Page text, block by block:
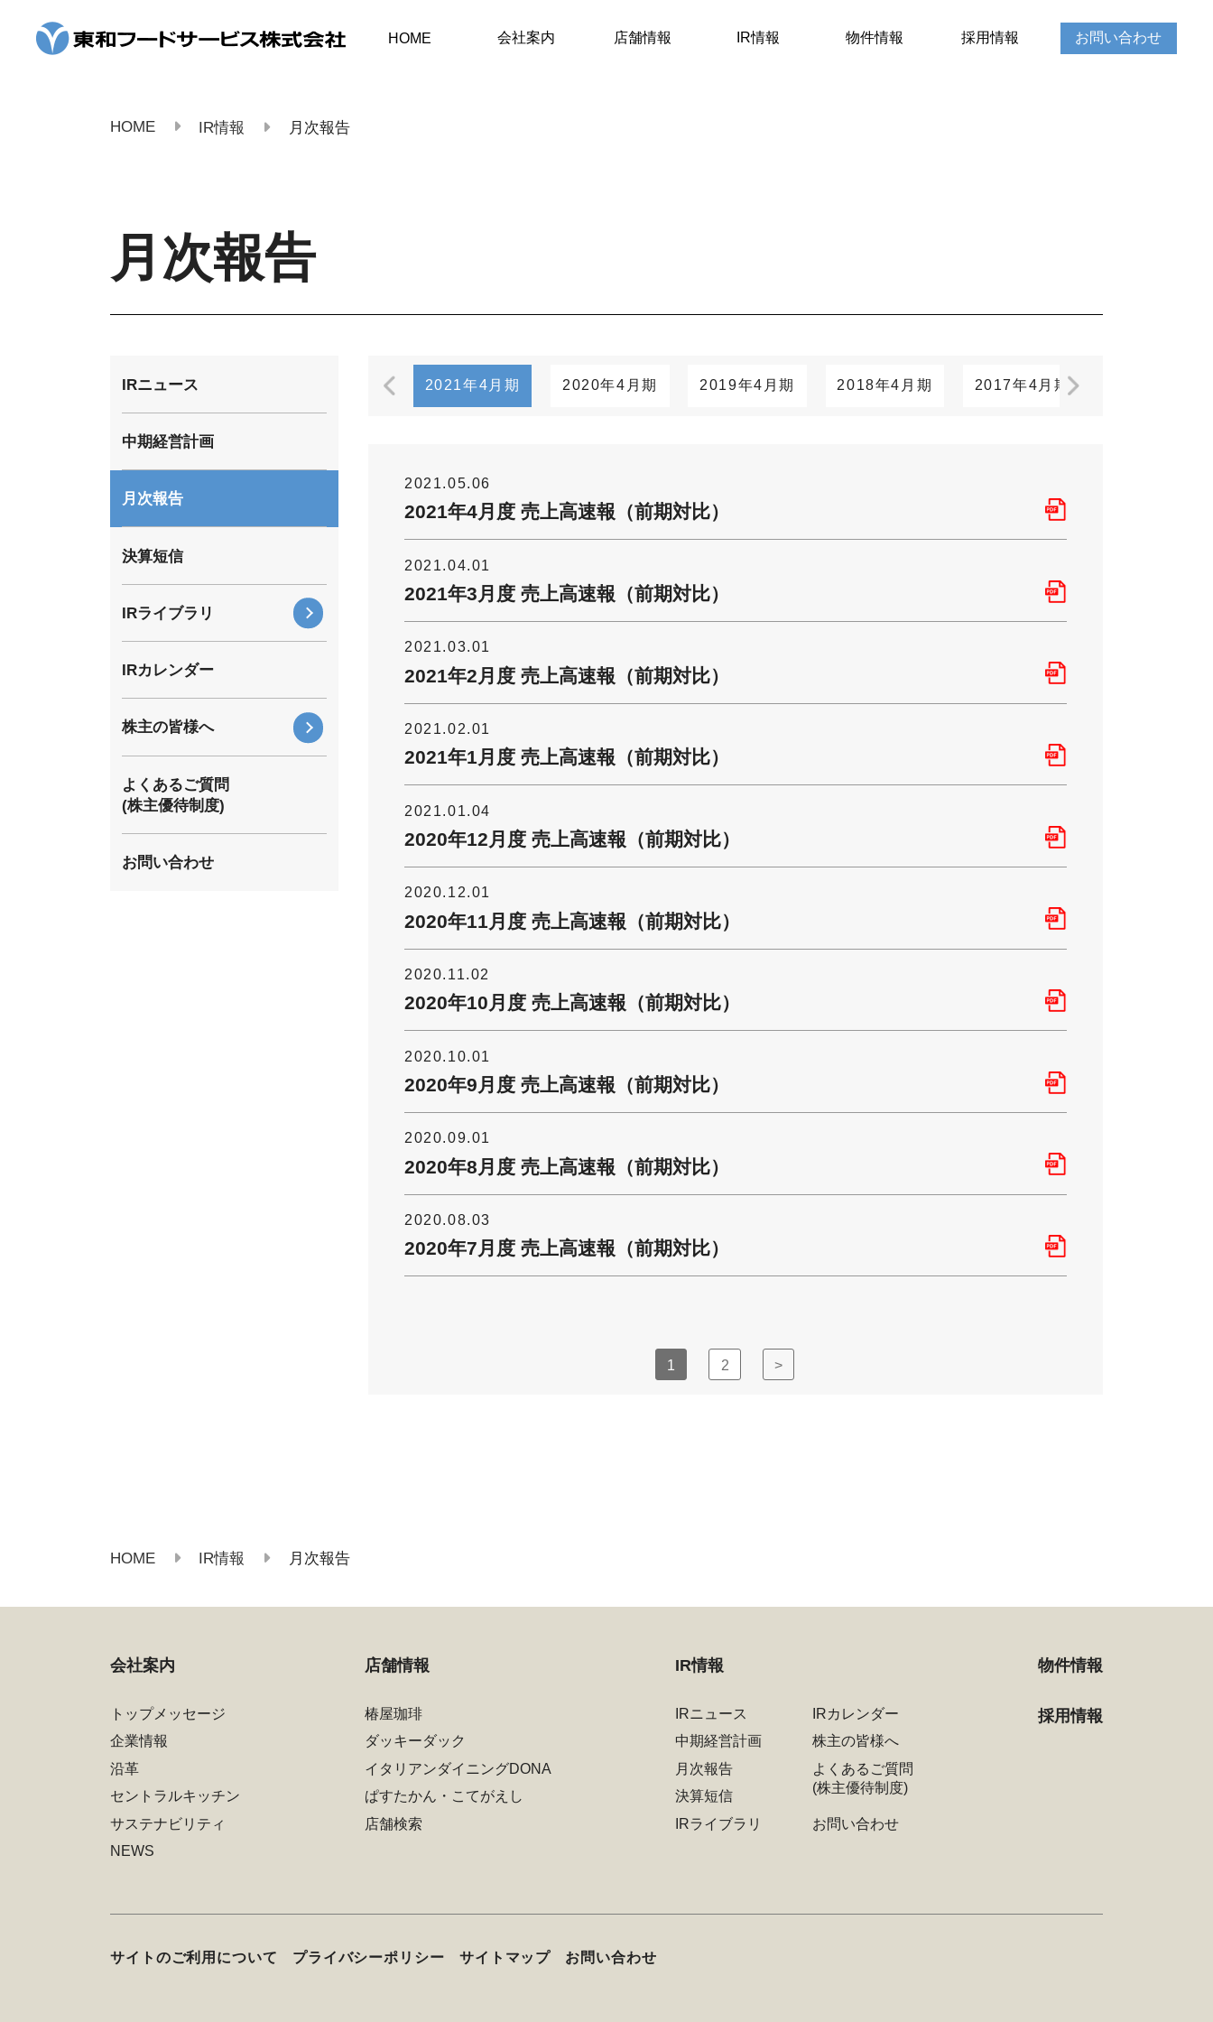
HOME 会社案内 店舗情報 IR情報 物件情報 採用情報 お問い合わせ
HOME IR情報 月次報告
月次報告
IRニュース
中期経営計画
月次報告
決算短信
IRライブラリ
IRカレンダー
株主の皆様へ
株主総会
よくあるご質問
(株主優待制度)
お問い合わせ
2023年4月期 2021年4月期 2020年4月期 2019年4月期 2018年4月期 2017年4月期
2021.05.06
2021年4月度 売上高速報（前期対比）
2021.04.01
2021年3月度 売上高速報（前期対比）
2021.03.01
2021年2月度 売上高速報（前期対比）
2021.02.01
2021年1月度 売上高速報（前期対比）
2021.01.04
2020年12月度 売上高速報（前期対比）
2020.12.01
2020年11月度 売上高速報（前期対比）
2020.11.02
2020年10月度 売上高速報（前期対比）
2020.10.01
2020年9月度 売上高速報（前期対比）
2020.09.01
2020年8月度 売上高速報（前期対比）
2020.08.03
2020年7月度 売上高速報（前期対比）
1 2 >
HOME IR情報 月次報告
会社案内
トップメッセージ
企業情報
沿革
セントラルキッチン
サステナビリティ
NEWS
店舗情報
椿屋珈琲
ダッキーダック
イタリアンダイニングDONA
ぱすたかん・こてがえし
店舗検索
IR情報
IRニュース
IRカレンダー
中期経営計画
株主の皆様へ
月次報告
決算短信
よくあるご質問
(株主優待制度)
IRライブラリ お問い合わせ
物件情報
採用情報
サイトのご利用について プライバシーポリシー サイトマップ お問い合わせ